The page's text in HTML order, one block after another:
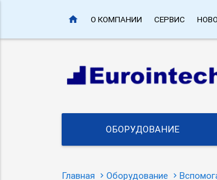
home О КОМПАНИИ СЕРВИС
ОБОРУДОВАНИЕ
Главная Оборудование